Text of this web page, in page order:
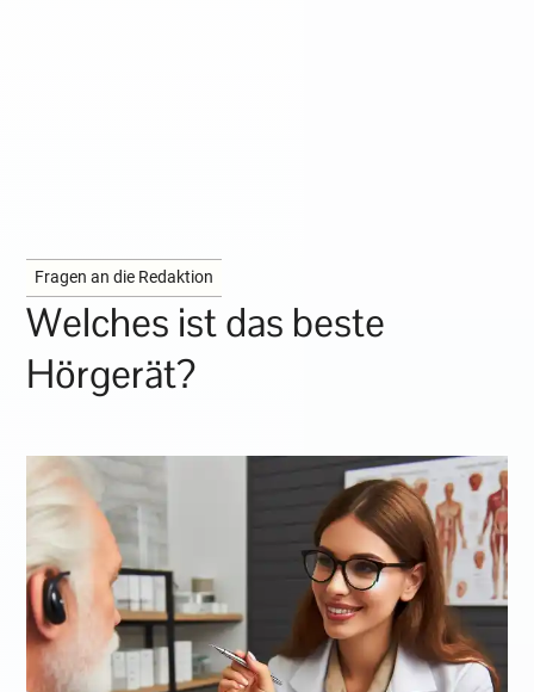
Fragen an die Redaktion
Welches ist das beste
Hörgerät?